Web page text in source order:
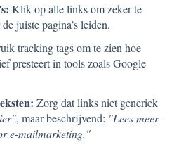
Klik op alle links om zeker te
juiste pagina’s leiden.
tracking tags om te zien hoe
presteert in tools zoals Google
Zorg dat links niet generiek
, maar beschrijvend: "Lees meer
e-mailmarketing."